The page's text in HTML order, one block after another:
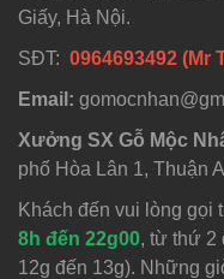
Giấy, Hà Nội.
SĐT: 0964693492 (Mr
Email:
Xưởng SX Gỗ Mộc
phố Hòa Lân 1, Thuận
Khách đến vui lòng
8h đến 22g00, từ thứ 2
12g đến 13g). Những